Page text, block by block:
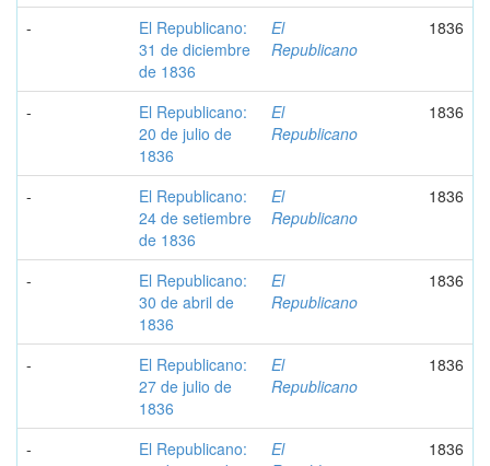
-
El Republicano:
31 de diciembre
de 1836
El
Republicano
1836
-
El Republicano:
20 de julio de
1836
El
Republicano
1836
-
El Republicano:
24 de setiembre
de 1836
El
Republicano
1836
-
El Republicano:
30 de abril de
1836
El
Republicano
1836
-
El Republicano:
27 de julio de
1836
El
Republicano
1836
-
El Republicano:
El
1836